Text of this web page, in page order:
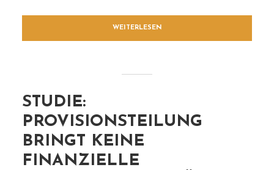
WEITERLESEN
STUDIE:
PROVISIONSTEILUNG
BRINGT KEINE
FINANZIELLE